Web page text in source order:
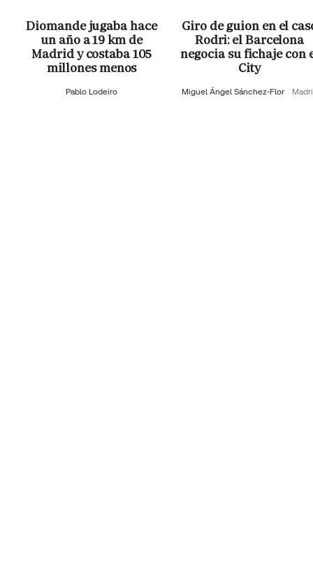
Diomande jugaba hace
un año a 19 km de
Madrid y costaba 105
millones menos
Pablo Lodeiro
Giro de guion en el
Rodri: el Barcelona
negocia su fichaje con
City
Miguel Ángel Sánchez-Flor